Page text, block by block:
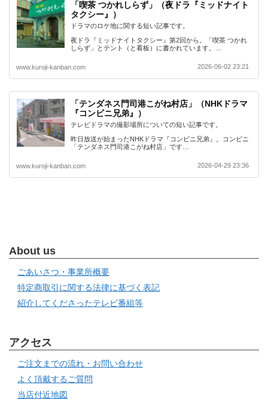
「喫茶 つかれしらず」（夜ドラ『ミッドナイト
タクシー』）
ドラマのロケ地に関する短い記事です。
夜ドラ『ミッドナイトタクシー』第2回から。「喫茶 つかれ
しらず」とテント（と看板）に書かれています。…
www.kuroji-kanban.com 2026-06-02 23:21
「テンダネス門司港こがね村店」（NHKドラマ
『コンビニ兄弟』）
テレビドラマの撮影場所についての短い記事です。
昨日放送が始まったNHKドラマ『コンビニ兄弟』。コンビニ
「テンダネス門司港こがね村店」です…
www.kuroji-kanban.com 2026-04-29 23:36
About us
ごあいさつ・事業所概要
特定商取引に関する法律に基づく表記
紹介してくださったテレビ番組等
アクセス
ご注文までの流れ・お問い合わせ
よく頂戴するご質問
当店付近地図